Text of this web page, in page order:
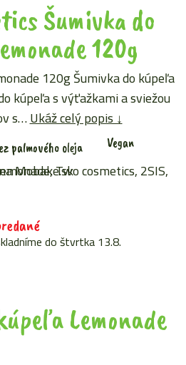
Šumivka do
120g
120g Šumivka do kúpeľa
kúpeľa s výťažkami a sviežou
s…Ukáž celý popis ↓
palmového oleja Vegan
do štvrtka 13.8.
Lemonade